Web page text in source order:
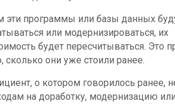
эти программы или базы данных
или модернизироваться, их
будет пересчитываться. Это
сколько они уже стоили ранее.
о котором говорилось ранее,
на доработку, модернизацию или